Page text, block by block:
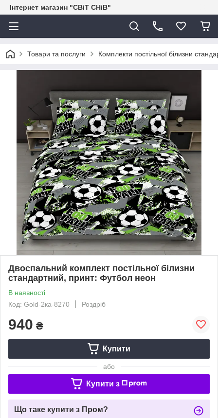
Інтернет магазин "СВіТ СНіВ"
Товари та послуги Комплекти постільної білизни
Двоспальний комплект постільної білизни
стандартний, принт: Футбол неон
В наявності
Код: Gold-2ка-8270
Роздріб
940 ₴
Купити
або
Купити з
Що таке купити з Пром?